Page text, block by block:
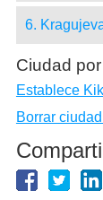
6.
Ciudad
Establece
Borrar